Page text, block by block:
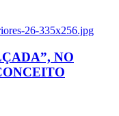
26-335x256.jpg
NO